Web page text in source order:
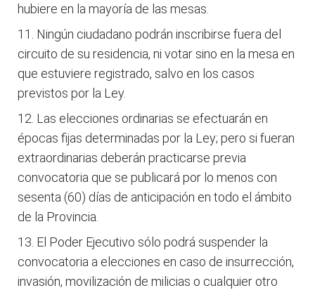
hubiere en la mayoría de las mesas.
Ningún ciudadano podrán inscribirse fuera del
circuito de su residencia, ni votar sino en la mesa en
que estuviere registrado, salvo en los casos
previstos por la Ley.
Las elecciones ordinarias se efectuarán en
épocas fijas determinadas por la Ley; pero si fueran
extraordinarias deberán practicarse previa
convocatoria que se publicará por lo menos con
sesenta (60) días de anticipación en todo el ámbito
de la Provincia.
El Poder Ejecutivo sólo podrá suspender la
convocatoria a elecciones en caso de insurrección,
invasión, movilización de milicias o cualquier otro